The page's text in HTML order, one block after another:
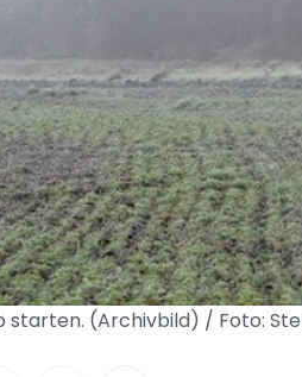
starten. (Archivbild) / Foto: